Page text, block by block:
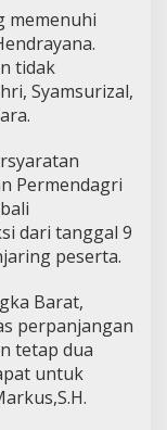
memenuhi
tidak
Syamsurizal,
Permendagri
dari tanggal 9
peserta.
Barat,
perpanjangan
tetap dua
untuk